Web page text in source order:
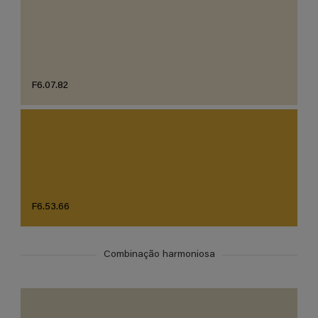
F6.07.82
F6.53.66
Combinação harmoniosa